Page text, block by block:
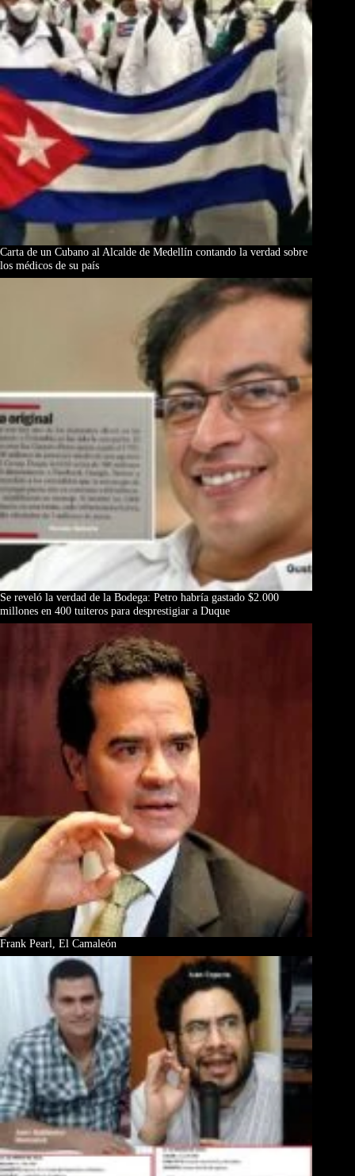
Carta de un Cubano al Alcalde de Medellín contando la verdad sobre
los médicos de su país
Se reveló la verdad de la Bodega: Petro habría gastado $2.000
millones en 400 tuiteros para desprestigiar a Duque
Frank Pearl, El Camaleón